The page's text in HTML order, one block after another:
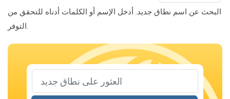
البحث عن اسم نطاق جديد. أدخل الإسم أو الكلمات أدناه للتحقق من
التوفر.